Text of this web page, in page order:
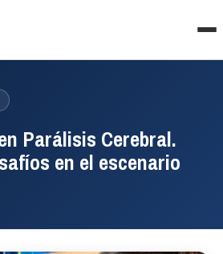
Parálisis Cerebral.
en el escenario